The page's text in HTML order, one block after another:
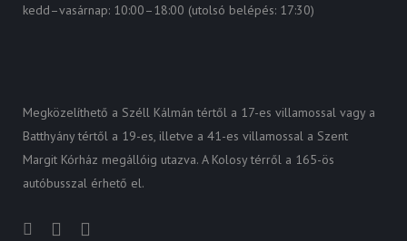
kedd–vasárnap: 10:00–18:00 (utolsó belépés: 17:30)
Megközelíthető a Széll Kálmán tértől a 17-es villamossal vagy a
Batthyány tértől a 19-es, illetve a 41-es villamossal a Szent
Margit Kórház megállóig utazva. A Kolosy térről a 165-ös
autóbusszal érhető el.